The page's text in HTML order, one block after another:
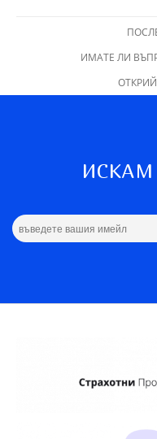
ИМАТЕ ЛИ
ИСКАМ